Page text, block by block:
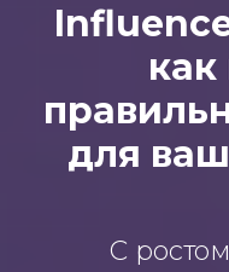
как
для
С